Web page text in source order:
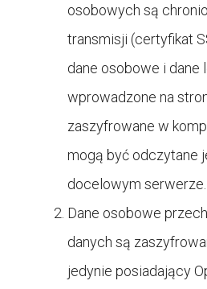
osobowych są
transmisji (certyfikat
dane osobowe i dane
wprowadzone na
zaszyfrowane w
mogą być odczytane
docelowym serwerze.
Dane osobowe
danych są
jedynie posiadający